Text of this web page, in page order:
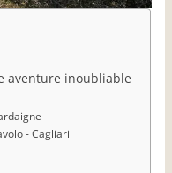
aventure inoubliable
- Cagliari